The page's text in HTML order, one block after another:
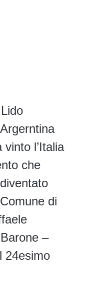
l’Italia
che
di
–
24esimo